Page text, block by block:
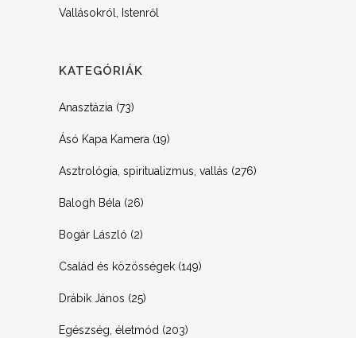
Vallásokról, Istenről
KATEGÓRIÁK
Anasztázia (73)
Ásó Kapa Kamera (19)
Asztrológia, spiritualizmus, vallás (276)
Balogh Béla (26)
Bogár László (2)
Család és közösségek (149)
Drábik János (25)
Egészség, életmód (203)